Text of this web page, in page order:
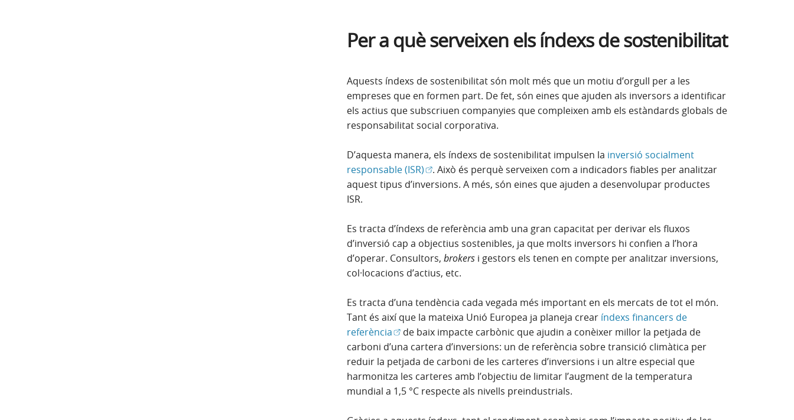
Per a què serveixen els índexs de sostenibilitat
Aquests índexs de sostenibilitat són molt més que un motiu d’orgull per a les
empreses que en formen part. De fet, són eines que ajuden als inversors a identificar
els actius que subscriuen companyies que compleixen amb els estàndards globals de
responsabilitat social corporativa.
D’aquesta manera, els índexs de sostenibilitat impulsen la inversió socialment
responsable (ISR)(Obre en finestra nova)
. Això és perquè serveixen com a indicadors fiables per analitzar
aquest tipus d’inversions. A més, són eines que ajuden a desenvolupar productes
ISR.
Es tracta d’índexs de referència amb una gran capacitat per derivar els fluxos
d’inversió cap a objectius sostenibles, ja que molts inversors hi confien a l’hora
d’operar. Consultors, brokersi gestors els tenen en compte per analitzar inversions,
col·locacions d’actius, etc.
Es tracta d’una tendència cada vegada més important en els mercats de tot el món.
Tant és així que la mateixa Unió Europea ja planeja crear índexs financers de
referència(Obre en finestra nova)
de baix impacte carbònic que ajudin a conèixer millor la petjada de
carboni d’una cartera d’inversions: un de referència sobre transició climàtica per
reduir la petjada de carboni de les carteres d’inversions i un altre especial que
harmonitza les carteres amb l’objectiu de limitar l’augment de la temperatura
mundial a 1,5 °C respecte als nivells preindustrials.